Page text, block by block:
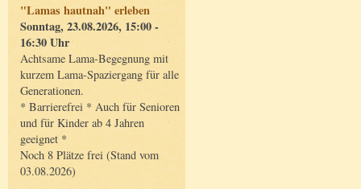
"Lamas hautnah" erleben
Sonntag, 23.08.2026, 15:00 -
16:30 Uhr
Achtsame Lama-Begegnung mit
kurzem Lama-Spaziergang für alle
Generationen.
* Barrierefrei * Auch für Senioren
und für Kinder ab 4 Jahren
geeignet *
Noch 8 Plätze frei (Stand vom
03.08.2026)